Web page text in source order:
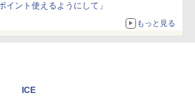
イント使えるようにして」
もっと見る
ICE